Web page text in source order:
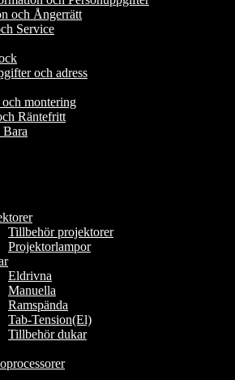
och Ångerrätt
Service
och adress
montering
Räntefritt
Tillbehör projektorer
Projektorlampor
Eldrivna
Manuella
Ramspända
Tab-Tension(El)
Tillbehör dukar